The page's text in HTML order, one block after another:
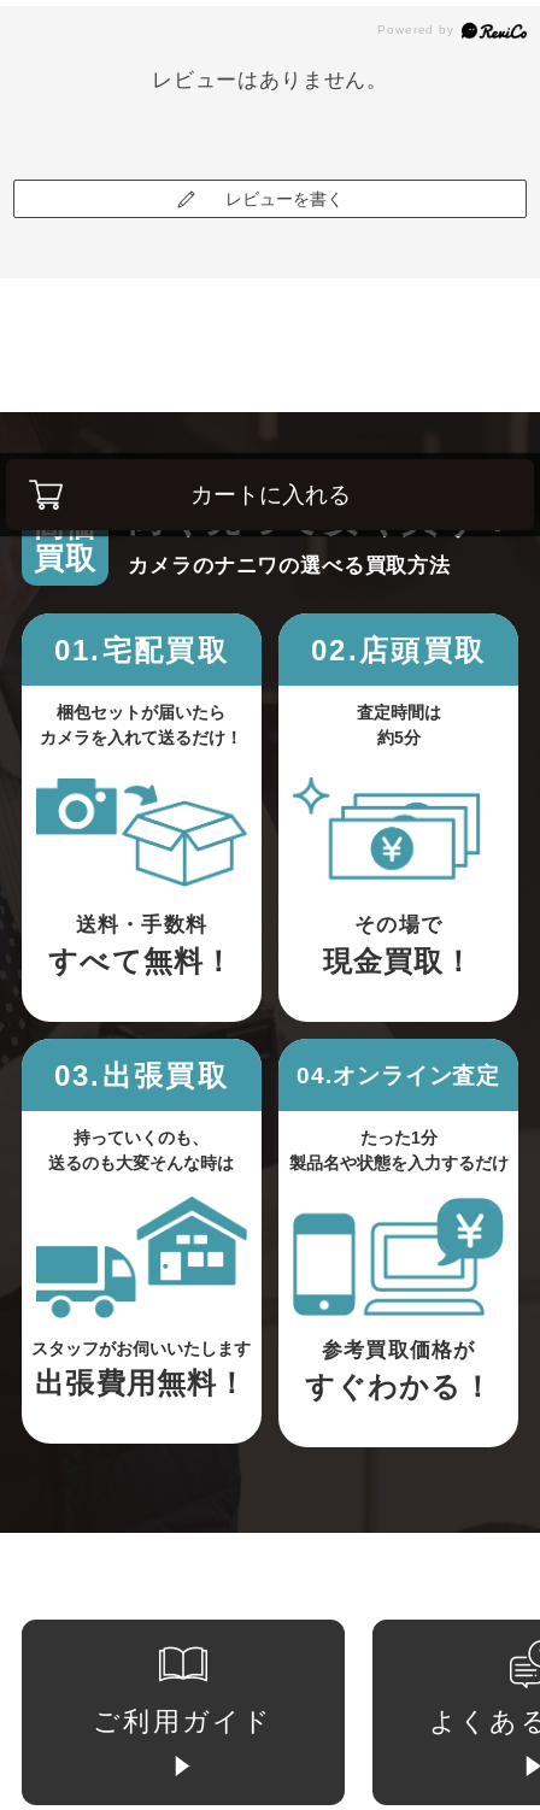
カートに入れる
レビューはありません。
レビューを書く
高価
買取
高く売って安く買う！
カメラのナニワの選べる買取方法
01.宅配買取
梱包セットが届いたら
カメラを入れて送るだけ！
送料・手数料
すべて無料！
02.店頭買取
査定時間は
約5分
その場で
現金買取！
03.出張買取
持っていくのも、
送るのも大変そんな時は
スタッフがお伺いいたします
出張費用無料！
04.オンライン査定
たった1分
製品名や状態を入力するだけ
参考買取価格が
すぐわかる！
ご利用ガイド よくあ